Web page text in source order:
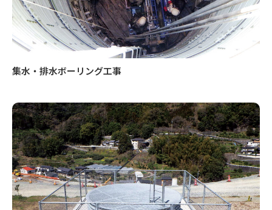
集水・排水ボーリング工事